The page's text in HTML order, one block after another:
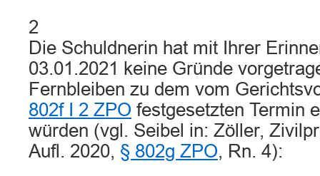
2
Die Schuldnerin hat mit Ihrer
03.01.2021 keine Gründe
Fernbleiben zu dem vom
802f I 2 ZPO festgesetzten Termin
würden (vgl. Seibel in: Zöller,
Aufl. 2020, § 802g ZPO, Rn. 4):